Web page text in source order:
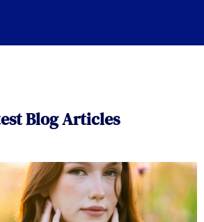
Blog Articles